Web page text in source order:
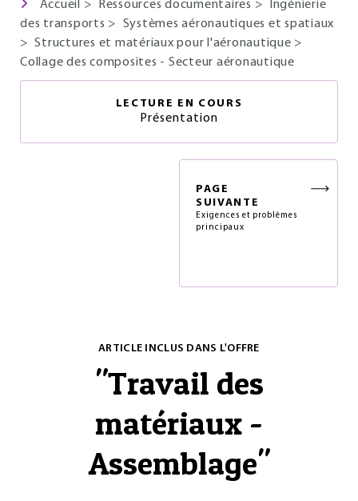
Accueil > Ressources documentaires >
Ingénierie
des transports > Systèmes aéronautiques et spatiaux
>Structures et matériaux pour l'aéronautique >
Collage des composites - Secteur aéronautique
LECTURE EN COURS
Présentation
PAGE
SUIVANTE
Exigences et problèmes
principaux
ARTICLE INCLUS DANS L'OFFRE
"Travail des
matériaux -
Assemblage"